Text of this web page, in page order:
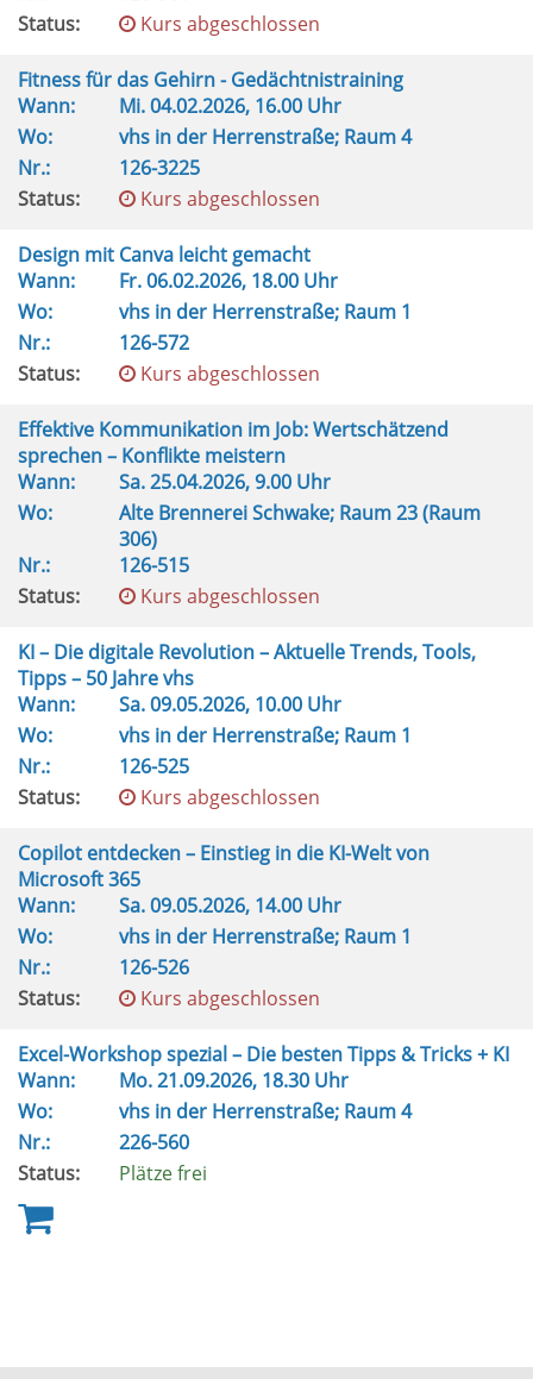
Status:
Kurs abgeschlossen
Fitness für das Gehirn - Gedächtnistraining
Wann:
Mi.04.02.2026, 16.00 Uhr
Wo:
vhs in der Herrenstraße; Raum 4
Nr.:
126-3225
Status:
Kurs abgeschlossen
Design mit Canva leicht gemacht
Wann:
Fr.06.02.2026, 18.00 Uhr
Wo:
vhs in der Herrenstraße; Raum 1
Nr.:
126-572
Status:
Kurs abgeschlossen
Effektive Kommunikation im Job: Wertschätzend
sprechen – Konflikte meistern
Wann:
Sa.25.04.2026, 9.00 Uhr
Wo:
Alte Brennerei Schwake; Raum 23 (Raum
306)
Nr.:
126-515
Status:
Kurs abgeschlossen
KI – Die digitale Revolution – Aktuelle Trends, Tools,
Tipps – 50 Jahre vhs
Wann:
Sa.09.05.2026, 10.00 Uhr
Wo:
vhs in der Herrenstraße; Raum 1
Nr.:
126-525
Status:
Kurs abgeschlossen
Copilot entdecken – Einstieg in die KI-Welt von
Microsoft 365
Wann:
Sa.09.05.2026, 14.00 Uhr
Wo:
vhs in der Herrenstraße; Raum 1
Nr.:
126-526
Status:
Kurs abgeschlossen
Excel-Workshop spezial – Die besten Tipps & Tricks + KI
Wann:
Mo.21.09.2026, 18.30 Uhr
Wo:
vhs in der Herrenstraße; Raum 4
Nr.:
226-560
Status:
Plätze frei